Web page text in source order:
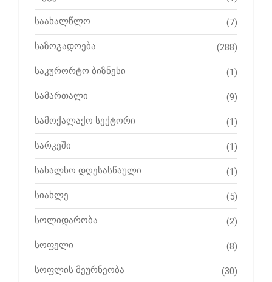
საახალწლო (7)
საზოგადოება (288)
საკურორტო ბიზნესი (1)
სამართალი (9)
სამოქალაქო სექტორი (1)
სარკეში (1)
სახალხო დღესასწაული (1)
სიახლე (5)
სოლიდარობა (2)
სოფელი (8)
სოფლის მეურნეობა (30)